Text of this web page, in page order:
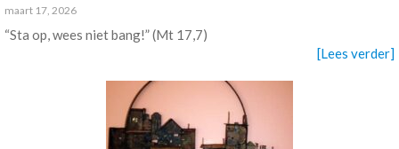
maart 17, 2026
“Sta op, wees niet bang!” (Mt 17,7)
[Lees verder]